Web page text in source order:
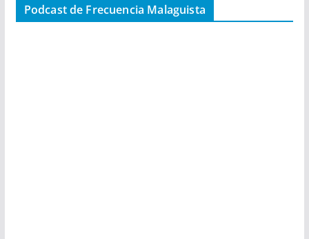
Podcast de Frecuencia Malaguista